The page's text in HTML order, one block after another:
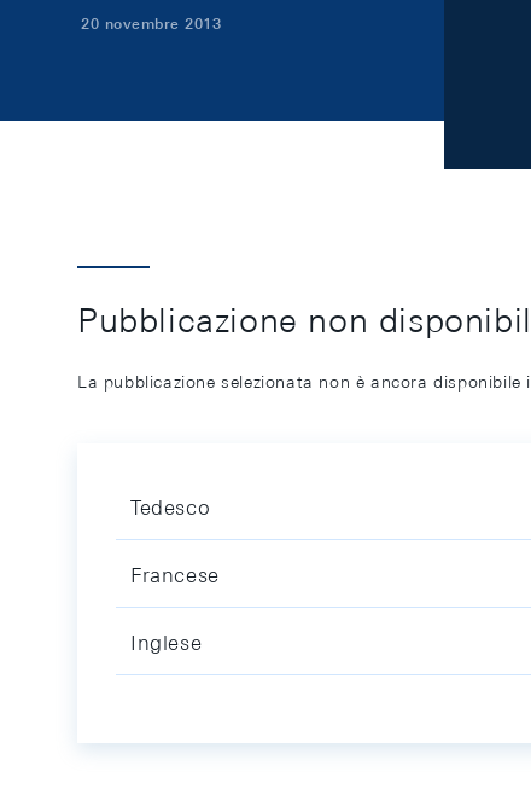
20 novembre 2013
Pubblicazione non
La pubblicazione selezionata non è ancora
Tedesco
Francese
Inglese